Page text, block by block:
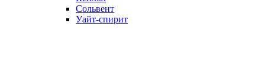
Сольвент
Уайт-спирит